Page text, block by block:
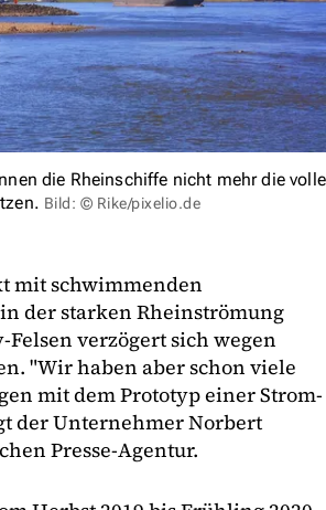
die Rheinschiffe nicht mehr die volle
Bild: © Rike/pixelio.de
mit schwimmenden
der starken Rheinströmung
verzögert sich wegen
"Wir haben aber schon viele
mit dem Prototyp einer Strom-
der Unternehmer Norbert
Presse-Agentur.